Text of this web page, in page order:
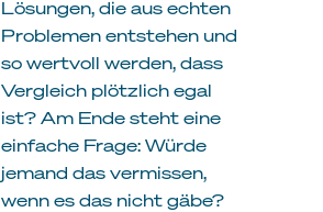
Lösungen, die aus echten
Problemen entstehen und
so wertvoll werden, dass
Vergleich plötzlich egal
ist? Am Ende steht eine
einfache Frage: Würde
jemand das vermissen,
wenn es das nicht gäbe?